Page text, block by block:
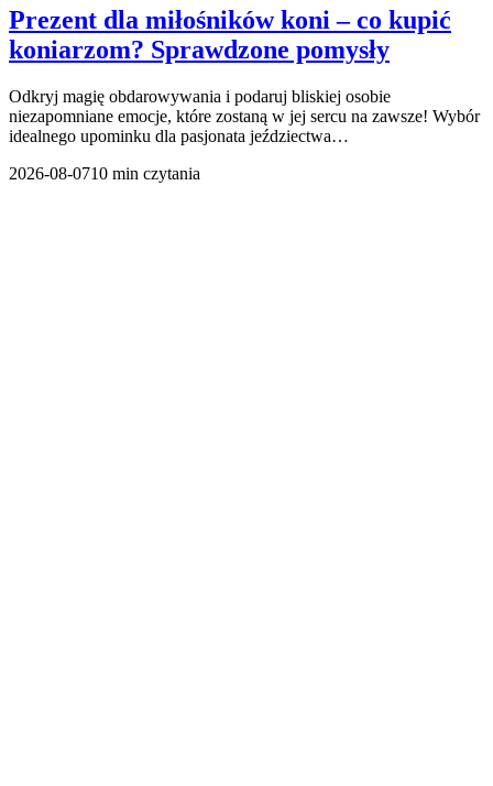
Prezent dla miłośników koni – co kupić
koniarzom? Sprawdzone pomysły
Odkryj magię obdarowywania i podaruj bliskiej osobie
niezapomniane emocje, które zostaną w jej sercu na zawsze! Wybór
idealnego upominku dla pasjonata jeździectwa…
2026-08-0710 min czytania